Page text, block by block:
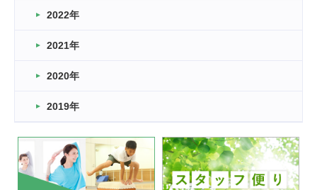
2026.03.11
緑ケ丘体育館
2022.11.03
緑ケ丘体育館
いたっぼーる大会☆彡
緑ケ丘体育館
2022.07.03
2022年
2021年
2020年
2019年